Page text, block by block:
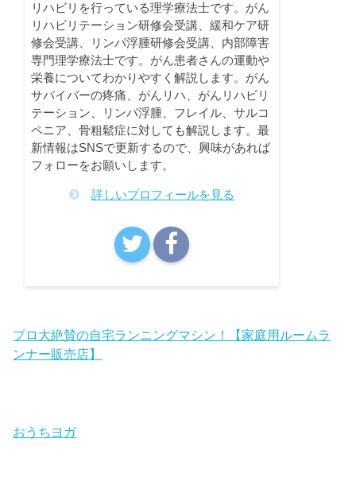
リハビリを行っている理学療法士です。がん
リハビリテーション研修会受講、緩和ケア研
修会受講、リンパ浮腫研修会受講、内部障害
専門理学療法士です。がん患者さんの運動や
栄養についてわかりやすく解説します。がん
サバイバーの疼痛、がんリハ、がんリハビリ
テーション、リンパ浮腫、フレイル、サルコ
ペニア、骨粗鬆症に対しても解説します。最
新情報はSNSで更新するので、興味があれば
フォローをお願いします。
詳しいプロフィールを見る
プロ大絶賛の自宅ランニングマシン！【家庭用ルームラ
ンナー販売店】
おうちヨガ